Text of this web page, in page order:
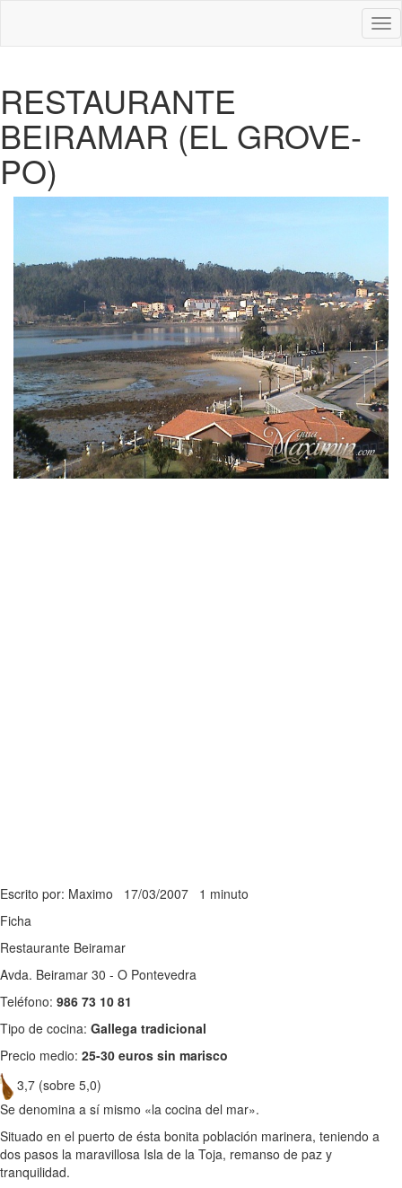
RESTAURANTE
BEIRAMAR (EL GROVE-
PO)
Escrito por: Maximo 17/03/2007 1 minuto
Ficha
Restaurante Beiramar
Avda. Beiramar 30 - O Pontevedra
Teléfono: 986 73 10 81
Tipo de cocina: Gallega tradicional
Precio medio: 25-30 euros sin marisco
3,7 (sobre 5,0)
Se denomina a sí mismo «la cocina del mar».
Situado en el puerto de ésta bonita población marinera, teniendo a
dos pasos la maravillosa Isla de la Toja, remanso de paz y
tranquilidad.